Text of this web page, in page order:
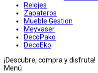
Relojes
Zapateros
Mueble Gestion
Meyvaser
DecoPako
DecoEko
¡Descubre, compra y disfruta!
Menú